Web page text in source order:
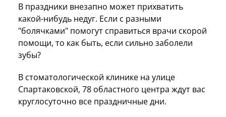
В праздники внезапно может прихватить
какой-нибудь недуг. Если с разными
"болячками" помогут справиться врачи скорой
помощи, то как быть, если сильно заболели
зубы?
В стоматологической клинике на улице
Спартаковской, 78 областного центра ждут вас
круглосуточно все праздничные дни.